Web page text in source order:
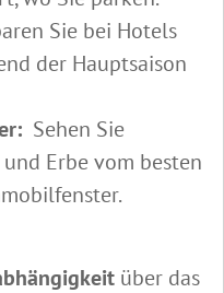
Sie bei Hotels
der Hauptsaison
Sehen Sie
Erbe vom besten
über das